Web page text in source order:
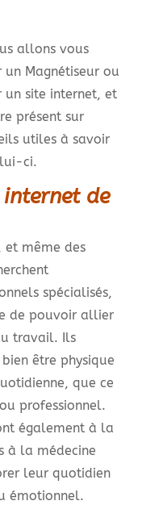
allons vous
Magnétiseur ou
un site internet, et
présent sur
utiles à savoir
ci.
de
et même des
spécialisés,
de pouvoir allier
travail. Ils
être physique
que ce
professionnel.
également à la
à la médecine
leur quotidien
émotionnel.